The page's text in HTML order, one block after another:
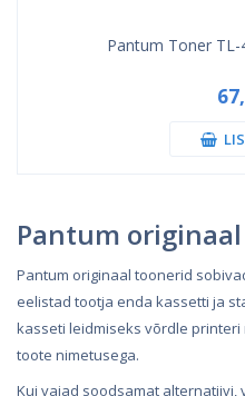
Pantum Toner TL-
Pantum
Pantum originaal toonerid
eelistad tootja enda kassetti ja
kasseti leidmiseks võrdle
toote nimetusega.
Kui vajad soodsamat alternatiivi,